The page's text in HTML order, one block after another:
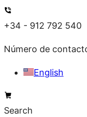
Ir
contenido
+34 - 912 792 540
Número de
English
Search